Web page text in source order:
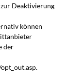
Deaktivierung
können
der